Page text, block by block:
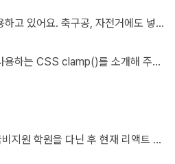
저는 샤오미 전동 펌프를 사용하고 있어요. 축구공, 자전거에도 넣을 수 있고 자동차 바퀴에도 넣을 수 있어요. 아주 만족스럽습니다.
안녕하세요, 너비와 높이를 사용하는 CSS clamp()를 소개해 주셔서 감사합니다. 작업 부담을 최소화하기 위해 calc(), min, max 등 언급하신 모든 기능을 갖춘 도구를 개발했습니다. https://clampgenerator.com/tools/layout-spacing-size/?property=width 에서 확인해 보세요. 즐거운 코딩 되세요.
사무직을 하다가 그만두고 국비지원 학원을 다닌 후 현재 리액트 개발자로 일하고 있습니다 다행인지 불행인지(?) 컴퓨터 학원을 간게 아니라 디자인 학원을 가게 되었고 그곳에서는 퍼블리셔와 프론트엔드 개발자의 용어를 혼동해서 사용하였습니다 즉 저는 한동한 "HTML 마크업 + 스타일링 + 약간의 이벤트" 오로지 "사용자가 보고 있는 부분"만 다루는 작업이 "프론트엔드 개발"로 알고 있었습니다 ============> 우리가 흔히 퍼블리셔라고 불리는 영역입니다 하지만 학습할수록 사용자 영역과 소위 백엔드라고 불리는 영역과의 호환이 필요하다는 것을 알게 되었고 그때부터 지금까지 배웠던것과 전혀 다른 역할과 기능들을 학습하게 되었습니다 즉 자바스크립트도 event와 document 부분이 아닌 배열과 객체를 편집하는 것을 배워야 하고 API를 호출해 어떻게 사용자 영역으로 가져와야 하는가 등등 기존 퍼블리셔 역할군과 전혀 다른 것들을 다루게 되었습니다 ============> 이것이 프론트엔드 영역입니다 제가 두 가지 길을 모두 걸어본 바 프론트엔드 개발은 퍼블리셔의 완벽한 상위 호환이고 추구하는 목적도, 기술도 완전히 다릅니다 처음부터 다른 길을 가야하고 생각의 구조도 다르게 가야합니다 그런 의미에서 처음에 퍼블리셔라는 말이 처음에는 편가르기 하는것처럼 싫었지만 지금은 명확하게 길을 제시한다는 관점에서 좋다는 생각을 해봅니다